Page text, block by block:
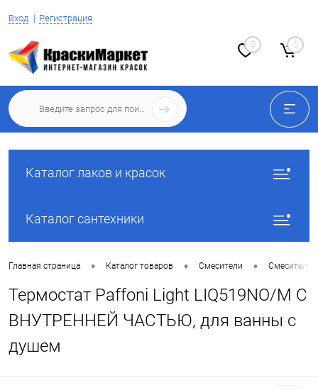
Вход Регистрация
0 0
Каталог лаков и красок
Каталог сантехники
Главная страница • Каталог товаров • Смесители • Смесители
Термостат Paffoni Light LIQ519NO/M С
ВНУТРЕННЕЙ ЧАСТЬЮ, для ванны с
душем